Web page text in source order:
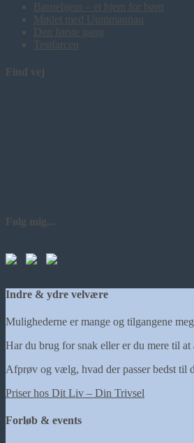
Børnehjem – et hjem for børn
Mødet med Uummannaq
Den første gang
Testfarcen
Find vej
Følg mig...
Indre & ydre velvære
Mulighederne er mange og tilgangene
Har du brug for snak eller er du mere til
Afprøv og vælg, hvad der passer bedst til
Priser hos Dit Liv – Din Trivsel
Forløb & events